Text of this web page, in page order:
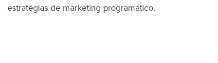
estratégias de marketing programático.